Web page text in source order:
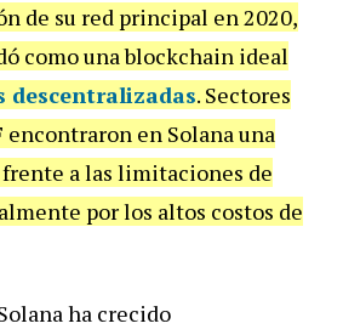
de su red principal en 2020,
como una blockchain ideal
descentralizadas. Sectores
encontraron en Solana una
a las limitaciones de
por los altos costos de
ha crecido